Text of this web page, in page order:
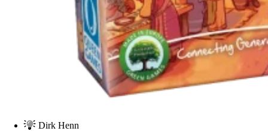
Dirk Henn